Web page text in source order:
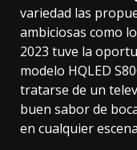
variedad las
ambiciosas como
2023 tuve la
modelo HQLED
tratarse de un
buen sabor de
en cualquier